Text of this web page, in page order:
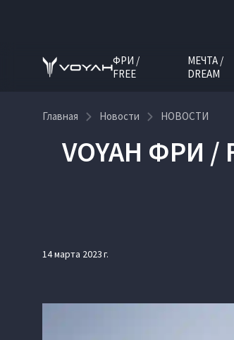
ФРИ /
FREE
МЕЧТА /
DREAM
Главная Новости НОВОСТИ
VOYAH ФРИ
14 марта 2023 г.